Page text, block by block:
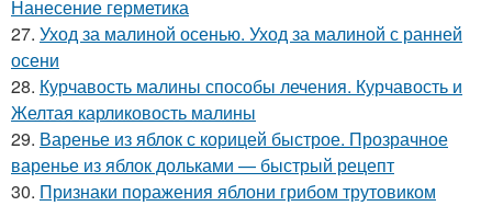
Нанесение герметика
27. Уход за малиной осенью. Уход за малиной с ранней
осени
28. Курчавость малины способы лечения. Курчавость и
Желтая карликовость малины
29. Варенье из яблок с корицей быстрое. Прозрачное
варенье из яблок дольками — быстрый рецепт
30. Признаки поражения яблони грибом трутовиком